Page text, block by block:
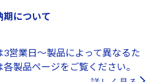
期について
営業日～製品によって異なるた
製品ページをご覧ください。